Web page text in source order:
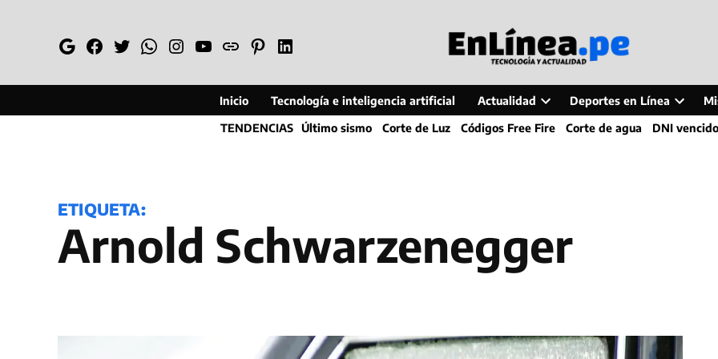
GoogleFacebook
TwitterWhatsapp
Instagram
YouTube
WebPinterestLinkedin
Inicio Tecnología e inteligencia artificial Actualidad
Open
dropdown
Deportes en Línea
Open
dropdown
TENDENCIAS Último sismo Corte de Luz Códigos Free Fire Corte de agua DNI vencido
ETIQUETA:
Arnold Schwarzenegger